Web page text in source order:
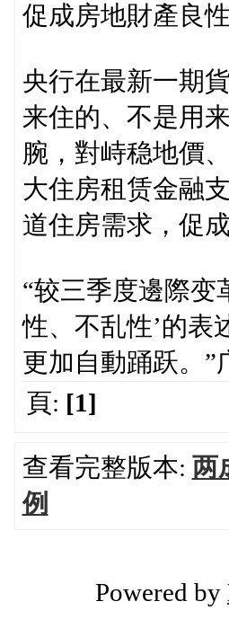
促成房地財產良
央行在最新一期
来住的、不是用
腕，對峙稳地價
大住房租赁金融
道住房需求，促
“较三季度邊際变
性、不乱性’的表
更加自動踊跃。”
頁: [1]
查看完整版本: 两
例
Powered by